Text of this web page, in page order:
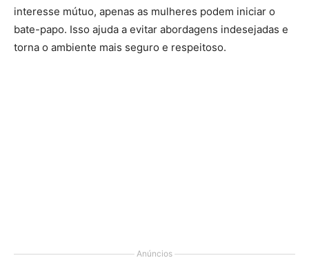
interesse mútuo, apenas as mulheres podem iniciar o
bate-papo. Isso ajuda a evitar abordagens indesejadas e
torna o ambiente mais seguro e respeitoso.
Anúncios